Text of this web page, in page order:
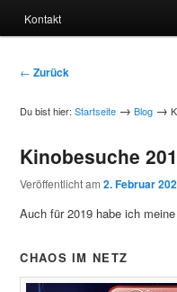
Inhalt
Kontakt
Beitragsnavigation
← Zurück
Du bist hier:Startseite → Blog →
Kinobesuche
Veröffentlicht am2. Februar
Auch für 2019 habe ich
CHAOS IM NETZ